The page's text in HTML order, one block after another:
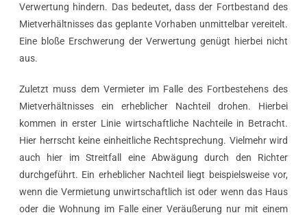
Verwertung hindern. Das bedeutet, dass der Fortbestand des
Mietverhältnisses das geplante Vorhaben unmittelbar vereitelt.
Eine bloße Erschwerung der Verwertung genügt hierbei nicht
aus.
Zuletzt muss dem Vermieter im Falle des Fortbestehens des
Mietverhältnisses ein erheblicher Nachteil drohen. Hierbei
kommen in erster Linie wirtschaftliche Nachteile in Betracht.
Hier herrscht keine einheitliche Rechtsprechung. Vielmehr wird
auch hier im Streitfall eine Abwägung durch den Richter
durchgeführt. Ein erheblicher Nachteil liegt beispielsweise vor,
wenn die Vermietung unwirtschaftlich ist oder wenn das Haus
oder die Wohnung im Falle einer Veräußerung nur mit einem